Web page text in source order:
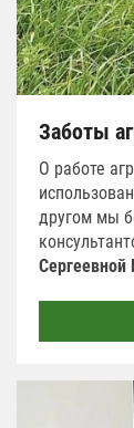
Заботы
О работе
другом мы
Сергеевной